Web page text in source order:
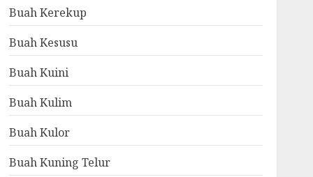
Buah Kerekup
Buah Kesusu
Buah Kuini
Buah Kulim
Buah Kulor
Buah Kuning Telur